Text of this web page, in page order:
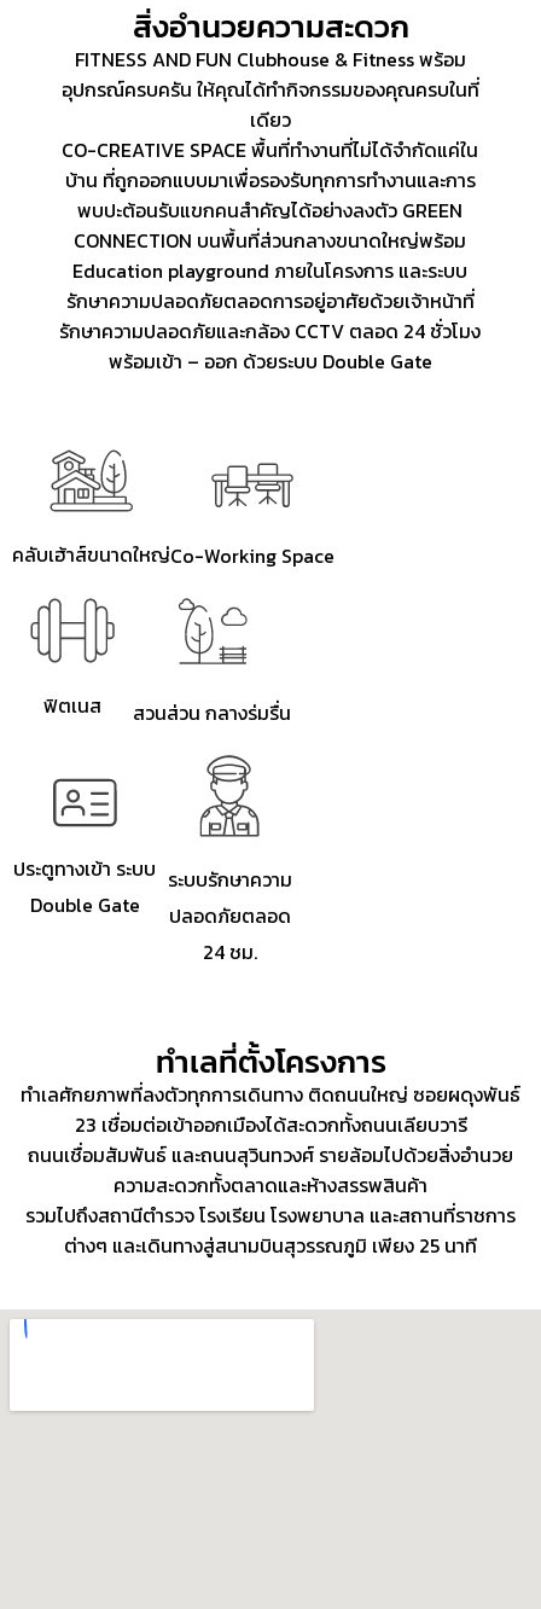
สิ่งอำนวยความสะดวก
FITNESS AND FUN Clubhouse & Fitness พร้อม
อุปกรณ์ครบครัน ให้คุณได้ทำกิจกรรมของคุณครบในที่
เดียว
CO-CREATIVE SPACE พื้นที่ทำงานที่ไม่ได้จำกัดแค่ใน
บ้าน ที่ถูกออกแบบมาเพื่อรองรับทุกการทำงานและการ
พบปะต้อนรับแขกคนสำคัญได้อย่างลงตัว GREEN
CONNECTION บนพื้นที่ส่วนกลางขนาดใหญ่พร้อม
Education playground ภายในโครงการ และระบบ
รักษาความปลอดภัยตลอดการอยู่อาศัยด้วยเจ้าหน้าที่
รักษาความปลอดภัยและกล้อง CCTV ตลอด 24 ชั่วโมง
พร้อมเข้า – ออก ด้วยระบบ Double Gate
คลับเฮ้าส์ขนาดใหญ่Co-Working Space
ฟิตเนส สวนส่วน กลางร่มรื่น
ประตูทางเข้า ระบบ
Double Gate
ระบบรักษาความ
ปลอดภัยตลอด
24 ชม.
ทำเลที่ตั้งโครงการ
ทำเลศักยภาพที่ลงตัวทุกการเดินทาง ติดถนนใหญ่ ซอยผดุงพันธ์
23 เชื่อมต่อเข้าออกเมืองได้สะดวกทั้งถนนเลียบวารี
ถนนเชื่อมสัมพันธ์ และถนนสุวินทวงศ์ รายล้อมไปด้วยสิ่งอำนวย
ความสะดวกทั้งตลาดและห้างสรรพสินค้า
รวมไปถึงสถานีตำรวจ โรงเรียน โรงพยาบาล และสถานที่ราชการ
ต่างๆ และเดินทางสู่สนามบินสุวรรณภูมิ เพียง 25 นาที